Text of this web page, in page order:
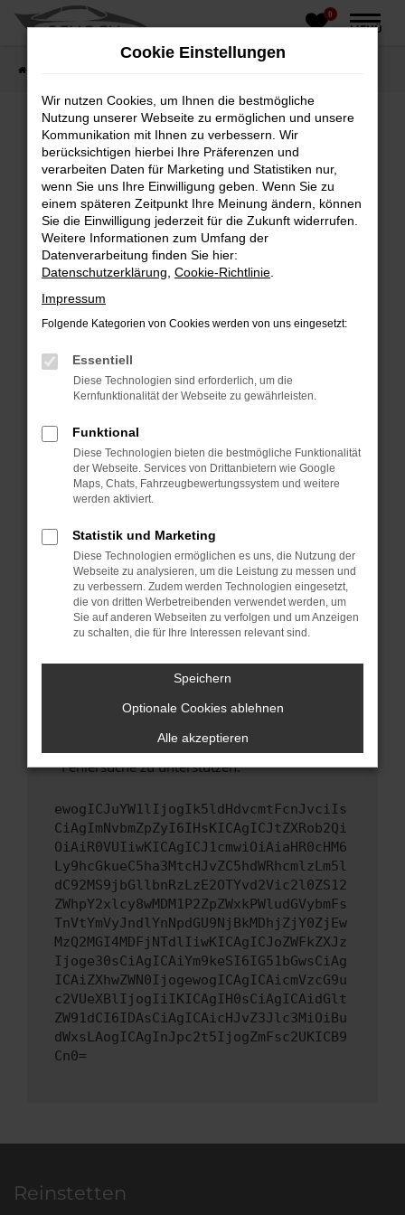
Zum
0
MENÜ
Fehler: Network Error
Beim Laden ist ein Fehler aufgetreten.
Hier sind ein paar Tipps, die dir helfen können:
Überprüfe deine Firewall und deine
Internetverbindung.
Laden andere Webseiten, zum Beispiel deine
Suchmaschine?
Prüfe deine Browsererweiterungen.
können das Laden bestimmter Seiten
verhindern. Funktioniert die Seite in einem
Fenster?
Starte dein Gerät neu.
Das kann manchmal helfen, vorübergehende
Probleme zu beheben.
Betriebssystem auf dem neuesten Stand
sind.
Veraltete Software birgt nicht nur ein
Sicherheitsrisiko, sondern kann auch dazu
führen, dass bestimmte Funktionen nicht mehr
unterstützt werden.
Wende dich an den Webseitenbetreiber.
Wenn du alle oben genannten Schritte versucht
hast, kontaktiere uns bitte. Wir werden
uns diesen Text schicken, um uns bei der
Fehlersuche zu unterstützen:
ewogICJuYW1lIjogIk5ldHdvcmtFcnJvciIs
CiAgImNvbmZpZyI6IHsKICAgICJtZXRob2Qi
OiAiR0VUIiwKICAgICJ1cmwiOiAiaHR0cHM6
Ly9hcGkueC5ha3MtcHJvZC5hdWRhcmlzLm5l
dC92MS9jbGllbnRzLzE2OTYvd2Vic2l0ZS12
ZWhpY2xlcy8wMDM1P2ZpZWxkPWludGVybmFs
TnVtYmVyJndlYnNpdGU9NjBkMDhjZjY0ZjEw
MzQ2MGI4MDFjNTdlIiwKICAgICJoZWFkZXJz
Ijoge30sCiAgICAiYm9keSI6IG51bGwsCiAg
ICAiZXhwZWN0IjogewogICAgICAicmVzcG9u
c2VUeXBlIjogIiIKICAgIH0sCiAgICAidGlt
ZW91dCI6IDAsCiAgICAicHJvZ3Jlc3MiOiBu
dWxsLAogICAgInJpc2t5IjogZmFsc2UKICB9
Cn0=
Reinstetten
Cookie Einstellungen
Wir nutzen Cookies, um Ihnen die bestmögliche
Nutzung unserer Webseite zu ermöglichen und unsere
Kommunikation mit Ihnen zu verbessern. Wir
berücksichtigen hierbei Ihre Präferenzen und
verarbeiten Daten für Marketing und Statistiken nur,
wenn Sie uns Ihre Einwilligung geben. Wenn Sie zu
einem späteren Zeitpunkt Ihre Meinung ändern, können
Sie die Einwilligung jederzeit für die Zukunft widerrufen.
Weitere Informationen zum Umfang der
Datenverarbeitung finden Sie hier:
Datenschutzerklärung Cookie-Richtlinie
Impressum
Folgende Kategorien von Cookies werden von uns eingesetzt:
Essentiell
Diese Technologien sind erforderlich, um die
Kernfunktionalität der Webseite zu gewährleisten.
Funktional
Diese Technologien bieten die bestmögliche Funktionalität
der Webseite. Services von Drittanbietern wie Google
Maps, Chats, Fahrzeugbewertungssystem und weitere
werden aktiviert.
Statistik und Marketing
Diese Technologien ermöglichen es uns, die Nutzung der
Webseite zu analysieren, um die Leistung zu messen und
zu verbessern. Zudem werden Technologien eingesetzt,
die von dritten Werbetreibenden verwendet werden, um
Sie auf anderen Webseiten zu verfolgen und um Anzeigen
zu schalten, die für Ihre Interessen relevant sind.
Speichern
Optionale Cookies ablehnen
Alle akzeptieren